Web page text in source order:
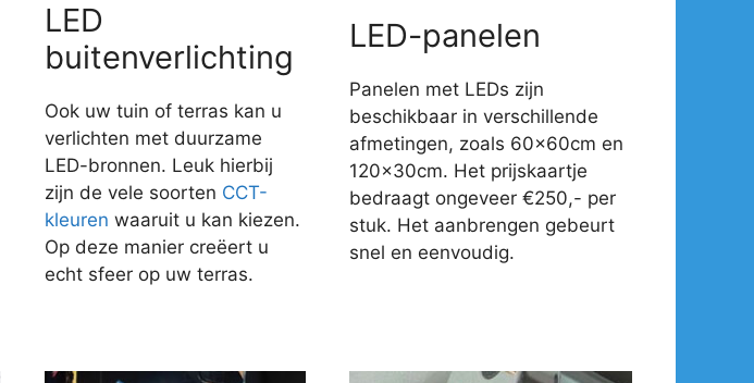
LED
buitenverlichting
Ook uw tuin of terras kan u
verlichten met duurzame
LED-bronnen. Leuk hierbij
zijn de vele soorten CCT-
kleuren waaruit u kan kiezen.
Op deze manier creëert u
echt sfeer op uw terras.
LED-panelen
Panelen met LEDs zijn
beschikbaar in verschillende
afmetingen, zoals 60x60cm en
120x30cm. Het prijskaartje
bedraagt ongeveer €250,- per
stuk. Het aanbrengen gebeurt
snel en eenvoudig.